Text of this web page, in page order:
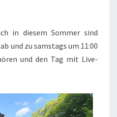
in diesem Sommer sind
und zu samstags um 11:00
und den Tag mit Live-